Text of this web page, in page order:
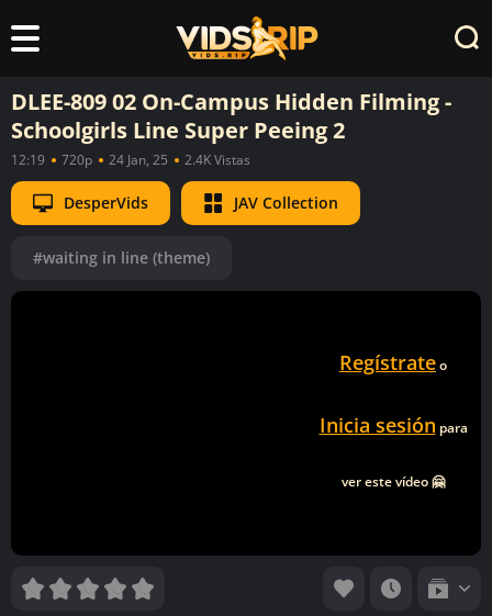
DLEE-809 02 On-Campus Hidden Filming -
Schoolgirls Line Super Peeing 2
12:19 720p 24 Jan, 25 2.4K Vistas
DesperVids JAV Collection
#waiting in line (theme)
Regístrateo
Inicia sesión para
ver este vídeo 🤗